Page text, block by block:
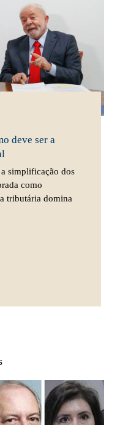
deve ser a
simplificação dos
como
tributária domina